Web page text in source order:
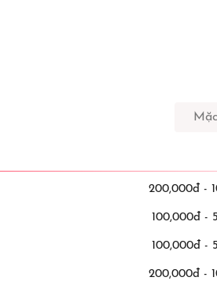
200,000đ -
100,000đ -
100,000đ -
200,000đ -